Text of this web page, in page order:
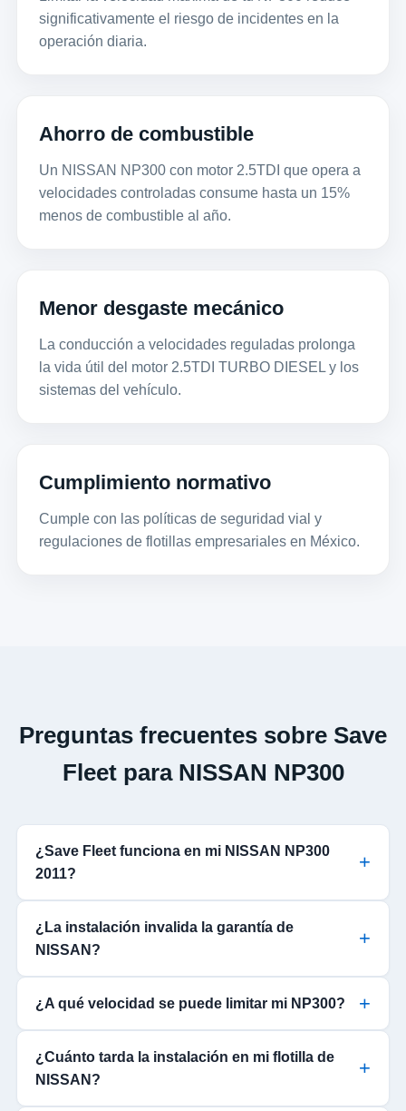
significativamente el riesgo de incidentes en la
operación diaria.
Ahorro de combustible
Un NISSAN NP300 con motor 2.5TDI que opera a
velocidades controladas consume hasta un 15%
menos de combustible al año.
Menor desgaste mecánico
La conducción a velocidades reguladas prolonga
la vida útil del motor 2.5TDI TURBO DIESEL y los
sistemas del vehículo.
Cumplimiento normativo
Cumple con las políticas de seguridad vial y
regulaciones de flotillas empresariales en México.
Preguntas frecuentes sobre Save
Fleet para NISSAN NP300
¿Save Fleet funciona en mi NISSAN NP300
2011?
¿La instalación invalida la garantía de
NISSAN?
¿A qué velocidad se puede limitar mi NP300?
¿Cuánto tarda la instalación en mi flotilla de
NISSAN?